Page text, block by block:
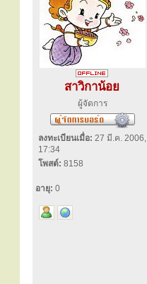
สาวิกาน้อย
ผู้จัดการ
ลงทะเบียนเมื่อ: 27 มี.ค. 2006,
17:34
โพสต์: 8158
อายุ: 0